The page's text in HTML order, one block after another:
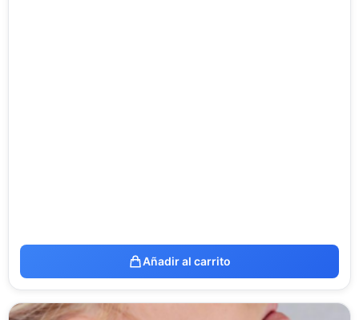
Añadir al carrito